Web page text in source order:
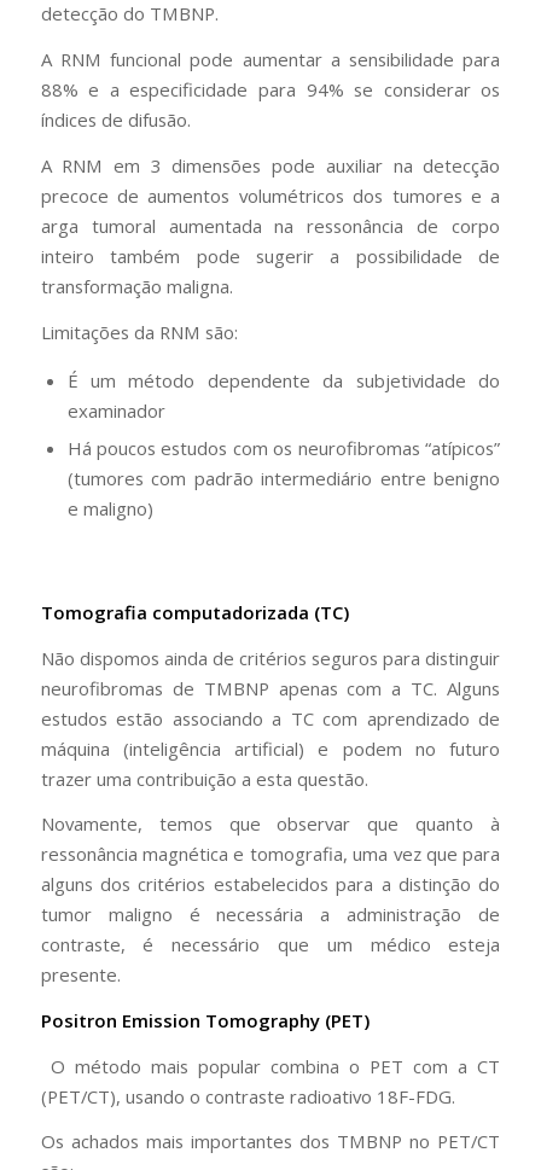
detecção do TMBNP.
A RNM funcional pode aumentar a sensibilidade para
88% e a especificidade para 94% se considerar os
índices de difusão.
A RNM em 3 dimensões pode auxiliar na detecção
precoce de aumentos volumétricos dos tumores e a
arga tumoral aumentada na ressonância de corpo
inteiro também pode sugerir a possibilidade de
transformação maligna.
Limitações da RNM são:
É um método dependente da subjetividade do
examinador
Há poucos estudos com os neurofibromas “atípicos”
(tumores com padrão intermediário entre benigno
e maligno)
Tomografia computadorizada (TC)
Não dispomos ainda de critérios seguros para distinguir
neurofibromas de TMBNP apenas com a TC. Alguns
estudos estão associando a TC com aprendizado de
máquina (inteligência artificial) e podem no futuro
trazer uma contribuição a esta questão.
Novamente, temos que observar que quanto à
ressonância magnética e tomografia, uma vez que para
alguns dos critérios estabelecidos para a distinção do
tumor maligno é necessária a administração de
contraste, é necessário que um médico esteja
presente.
Positron Emission Tomography (PET)
O método mais popular combina o PET com a CT
(PET/CT), usando o contraste radioativo 18F-FDG.
Os achados mais importantes dos TMBNP no PET/CT